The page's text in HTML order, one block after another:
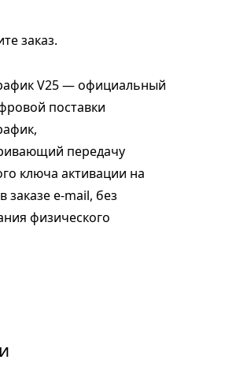
заказ.
V25 — официальный
поставки
передачу
ключа активации на
заказе e-mail, без
физического